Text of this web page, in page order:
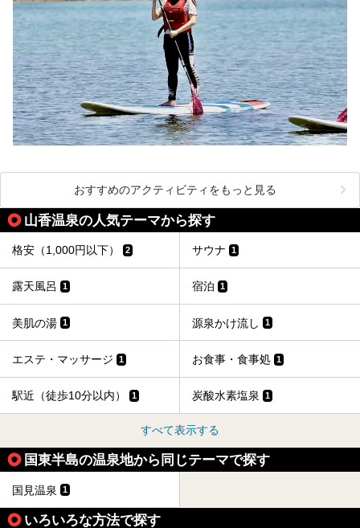
おすすめのアクティビティをもっと見る
山香温泉の人気テーマから探す
格安（1,000円以下） 2 サウナ 1
露天風呂 1 宿泊 1
美肌の湯 1 源泉かけ流し 1
エステ・マッサージ 1 お食事・食事処 1
駅近（徒歩10分以内） 1 炭酸水素塩泉 1
すべて表示する
国東半島の温泉地から同じテーマで探す
国見温泉 1
いろいろな方法で探す